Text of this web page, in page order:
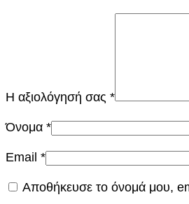
Η αξιολόγησή σας *
Όνομα *
Email *
Αποθήκευσε το όνομά μου,